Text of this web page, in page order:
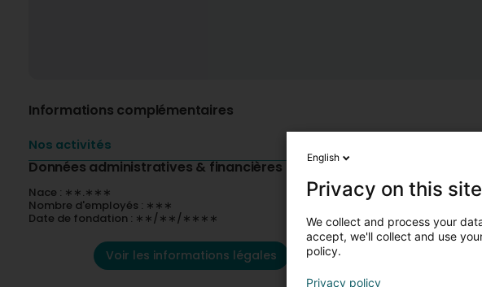
Informations complémentaires
Nos activités
Données administratives & financières
Nace : ∗∗.∗∗∗
Nombre d'employés : ∗∗∗
Date de fondation : ∗∗/∗∗/∗∗∗∗
Voir les informations légales
English
Privacy on this site
We collect and process your
accept, we'll collect and use
policy.
Privacy policy